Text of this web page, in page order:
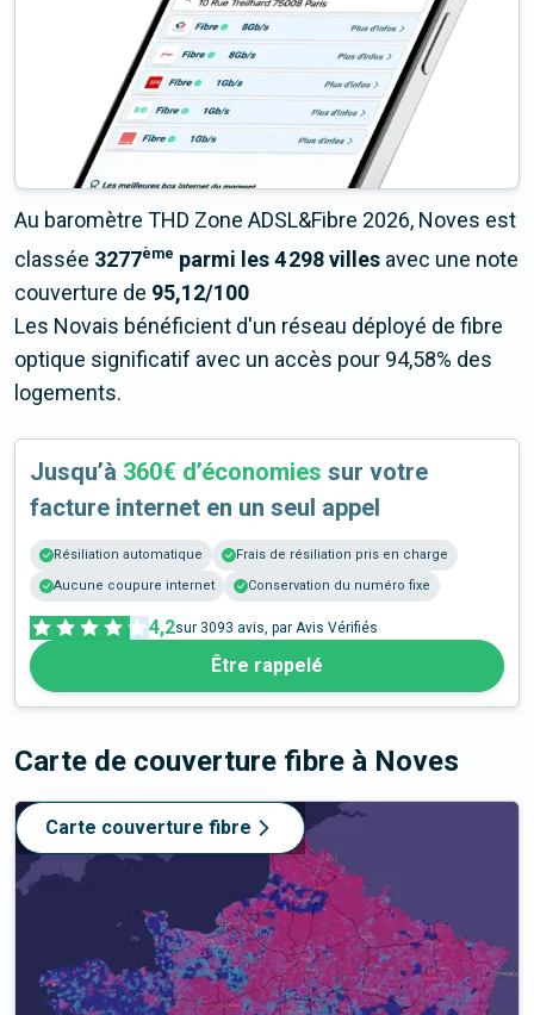
Au baromètre THD Zone ADSL&Fibre 2026, Noves est
classée 3277ème parmi les 4 298 villes avec une note
couverture de 95,12/100
Les Novais bénéficient d'un réseau déployé de fibre
optique significatif avec un accès pour 94,58% des
logements.
Jusqu’à 360€ d’économies sur votre
facture internet en un seul appel
Résiliation automatique
Frais de résiliation pris en charge
Aucune coupure internet
Conservation du numéro fixe
4,2sur 3093 avis, par Avis Vérifiés
Être rappelé
Carte de couverture fibre à Noves
Carte couverture fibre